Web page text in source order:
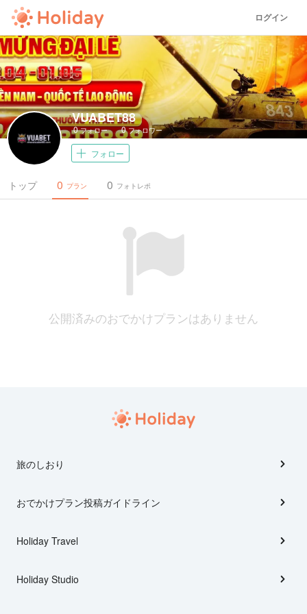
ログイン
VUABET88
0フォロー 0フォロワー
フォロー
トップ プラン
0 フォトレポ
0
公開済みのおでかけプランはありません
旅のしおり
おでかけプラン投稿ガイドライン
Holiday Travel
Holiday Studio